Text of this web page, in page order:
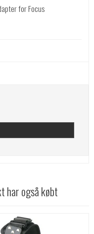
for Focus
har også købt